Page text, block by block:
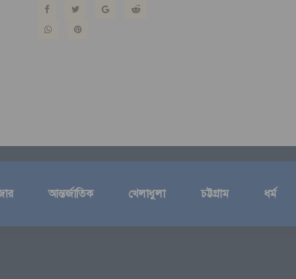
আন্তর্জাতিক খেলাধুলা চট্টগ্রাম ধর্ম